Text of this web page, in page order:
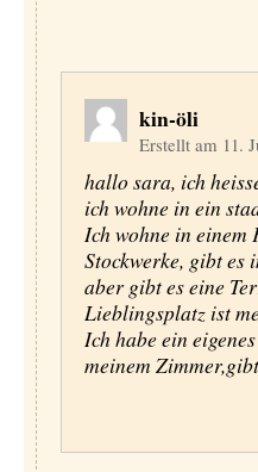
kin-öli
Erstellt am 11.
hallo sara, ich
ich wohne in ein
Ich wohne in
Stockwerke, gibt es
aber gibt es eine
Lieblingsplatz ist
Ich habe ein
meinem